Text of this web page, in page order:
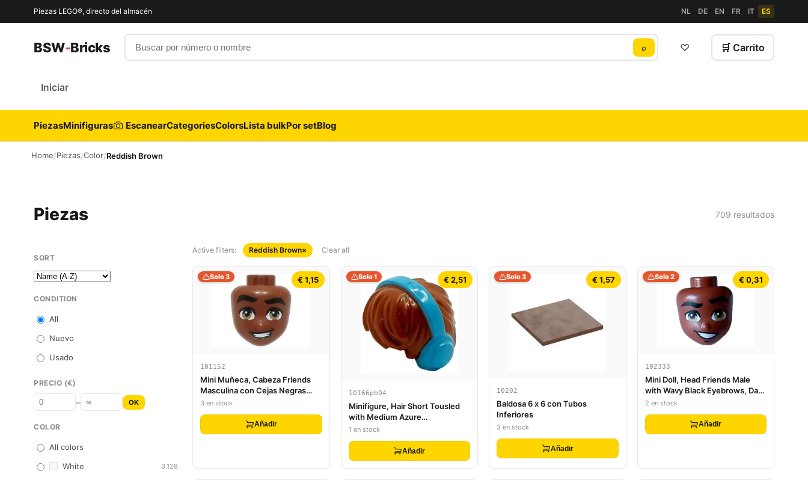
Piezas LEGO®, directo del almacén NL DE EN FR IT ES
BSW-Bricks Buscar por número o nombre
⌕ ♡ 🛒 Carrito
Iniciar
PiezasMinifiguras EscanearCategoriesColorsLista bulkPor setBlog
Home/Piezas/Color/Reddish Brown
Piezas 709 resultados
SORT
CONDITION
All
Nuevo
Usado
PRECIO (€)
– OK
COLOR
All colors
White
3.128
Active filters: Reddish Brown× Clear all
€ 1,15
Solo 3
101152
Mini Muñeca, Cabeza Friends
Masculina con Cejas Negras
Gruesas, Ojos Marrón Oscuro y
3 en stock
Añadir
€ 2,51
Solo 1
10166pb04
Minifigure, Hair Short Tousled
with Medium Azure
Headphones Pattern
1 en stock
Añadir
€ 1,57
Solo 3
10202
Baldosa 6 x 6 con Tubos
Inferiores
3 en stock
Añadir
€ 0,31
Solo 2
102333
Mini Doll, Head Friends Male
with Wavy Black Eyebrows, Dark
Tan Eyes, and Lopsided Open
2 en stock
Añadir